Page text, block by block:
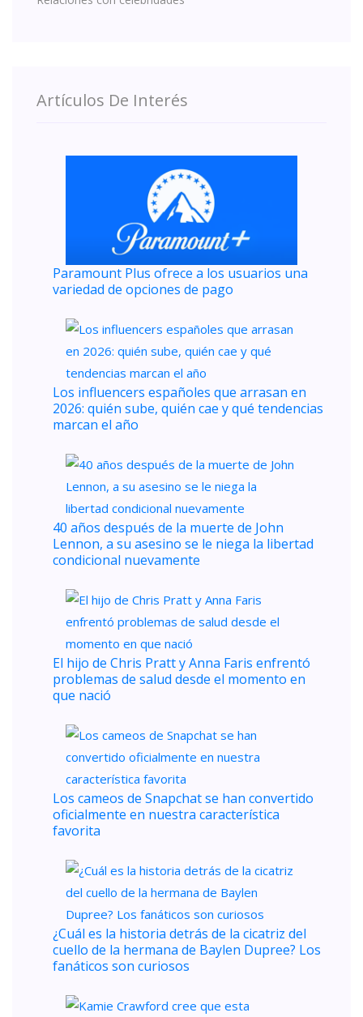
Artículos De Interés
Paramount Plus ofrece a los usuarios una
variedad de opciones de pago
Los influencers españoles que arrasan en
2026: quién sube, quién cae y qué tendencias
marcan el año
40 años después de la muerte de John
Lennon, a su asesino se le niega la libertad
condicional nuevamente
El hijo de Chris Pratt y Anna Faris enfrentó
problemas de salud desde el momento en
que nació
Los cameos de Snapchat se han convertido
oficialmente en nuestra característica
favorita
¿Cuál es la historia detrás de la cicatriz del
cuello de la hermana de Baylen Dupree? Los
fanáticos son curiosos